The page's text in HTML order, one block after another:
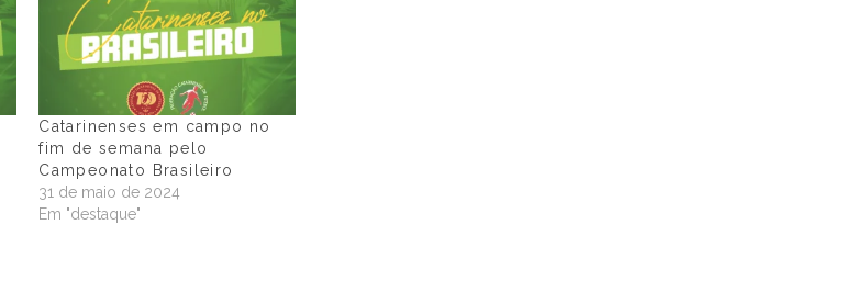
Catarinenses em campo no
fim de semana pelo
Campeonato Brasileiro
31 de maio de 2024
Em "destaque"